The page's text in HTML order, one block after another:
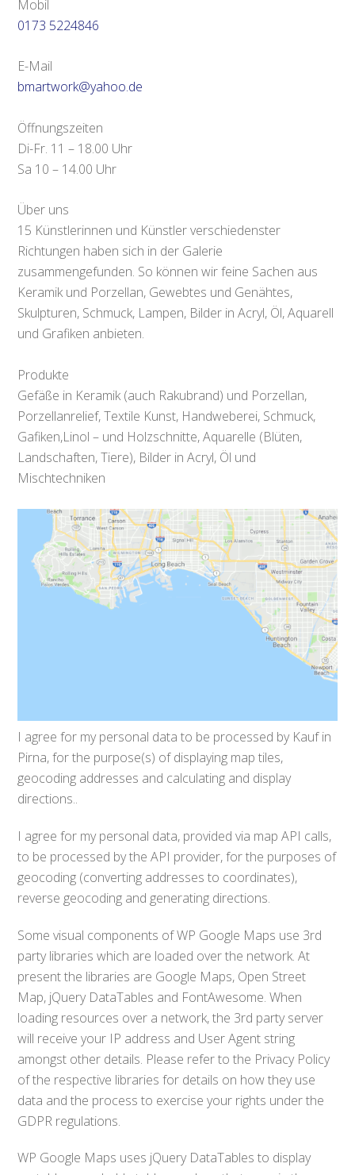
Mobil
0173 5224846
E-Mail
bmartwork@yahoo.de
Öffnungszeiten
Di-Fr. 11 – 18.00 Uhr
Sa 10 – 14.00 Uhr
Über uns
15 Künstlerinnen und Künstler verschiedenster
Richtungen haben sich in der Galerie
zusammengefunden. So können wir feine Sachen aus
Keramik und Porzellan, Gewebtes und Genähtes,
Skulpturen, Schmuck, Lampen, Bilder in Acryl, Öl, Aquarell
und Grafiken anbieten.
Produkte
Gefäße in Keramik (auch Rakubrand) und Porzellan,
Porzellanrelief, Textile Kunst, Handweberei, Schmuck,
Gafiken,Linol – und Holzschnitte, Aquarelle (Blüten,
Landschaften, Tiere), Bilder in Acryl, Öl und
Mischtechniken
I agree for my personal data to be processed by Kauf in
Pirna, for the purpose(s) ofdisplaying map tiles,
geocoding addresses and calculating and display
directions..
I agree for my personal data, provided via map API calls,
to be processed by the API provider, for the purposes of
geocoding (converting addresses to coordinates),
reverse geocoding and generating directions.
Some visual components of WP Google Maps use 3rd
party libraries which are loaded over the network. At
present the libraries are Google Maps, Open Street
Map, jQuery DataTables and FontAwesome. When
loading resources over a network, the 3rd party server
will receive your IP address and User Agent string
amongst other details. Please refer to the Privacy Policy
of the respective libraries for details on how they use
data and the process to exercise your rights under the
GDPR regulations.
WP Google Maps uses jQuery DataTables to display